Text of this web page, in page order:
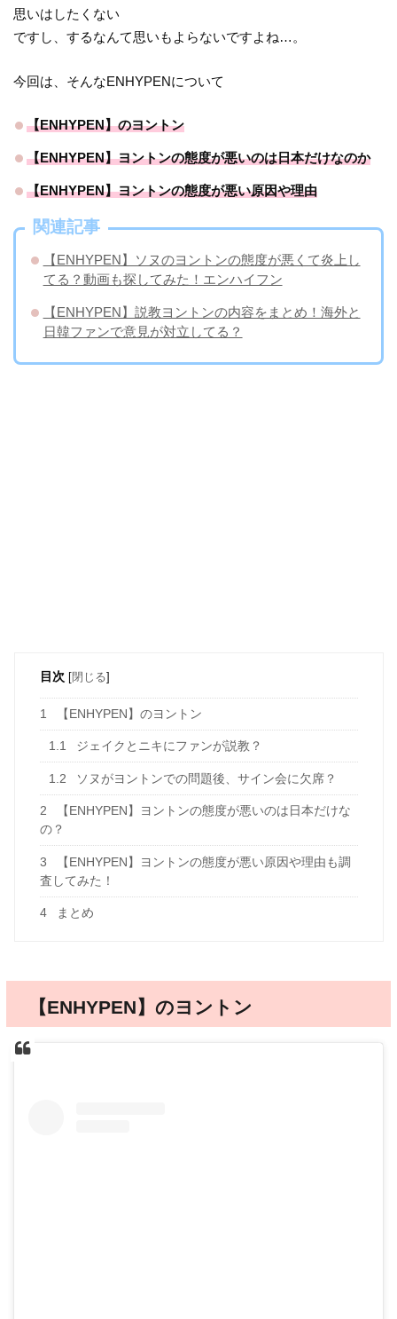
思いはしたくない
ですし、するなんて思いもよらないですよね…。
今回は、そんなENHYPENについて
【ENHYPEN】のヨントン
【ENHYPEN】ヨントンの態度が悪いのは日本だけなのか
【ENHYPEN】ヨントンの態度が悪い原因や理由
関連記事
【ENHYPEN】ソヌのヨントンの態度が悪くて炎上し
てる？動画も探してみた！エンハイフン
【ENHYPEN】説教ヨントンの内容をまとめ！海外と
日韓ファンで意見が対立してる？
目次 [閉じる]
1 【ENHYPEN】のヨントン
1.1 ジェイクとニキにファンが説教？
1.2 ソヌがヨントンでの問題後、サイン会に欠席？
2
【ENHYPEN】ヨントンの態度が悪いのは日本だけな
の？
3
【ENHYPEN】ヨントンの態度が悪い原因や理由も調
査してみた！
4 まとめ
【ENHYPEN】のヨントン